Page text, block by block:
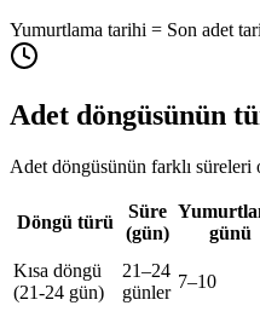
Yumurtlama tarihi = Son adet
Adet döngüsünün
Adet döngüsünün farklı süreleri
Döngü türü
Süre
(gün)
günü
Kısa döngü
(21-24 gün)
21–24
günler
7–10